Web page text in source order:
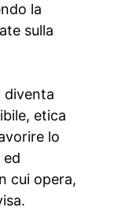
la
sulla
diventa
etica
lo
ed
cui opera,